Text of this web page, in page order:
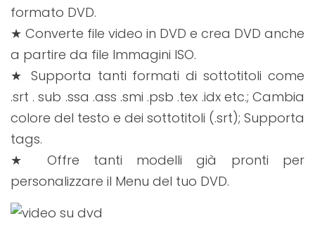
formato DVD.
★ Converte file video in DVD e crea DVD anche
a partire da file Immagini ISO.
★ Supporta tanti formati di sottotitoli come
.srt . sub .ssa .ass .smi .psb .tex .idx etc.; Cambia
colore del testo e dei sottotitoli (.srt); Supporta
tags.
★ Offre tanti modelli già pronti per
personalizzare il Menu del tuo DVD.